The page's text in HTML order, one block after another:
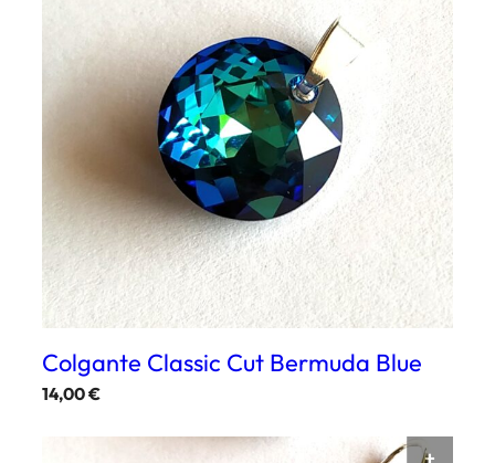
Colgante Classic Cut Bermuda Blue
14,00€